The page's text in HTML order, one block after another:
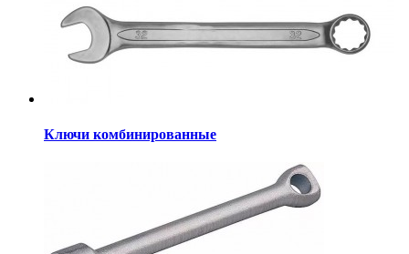
Ключи комбинированные